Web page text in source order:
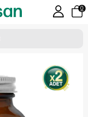
0